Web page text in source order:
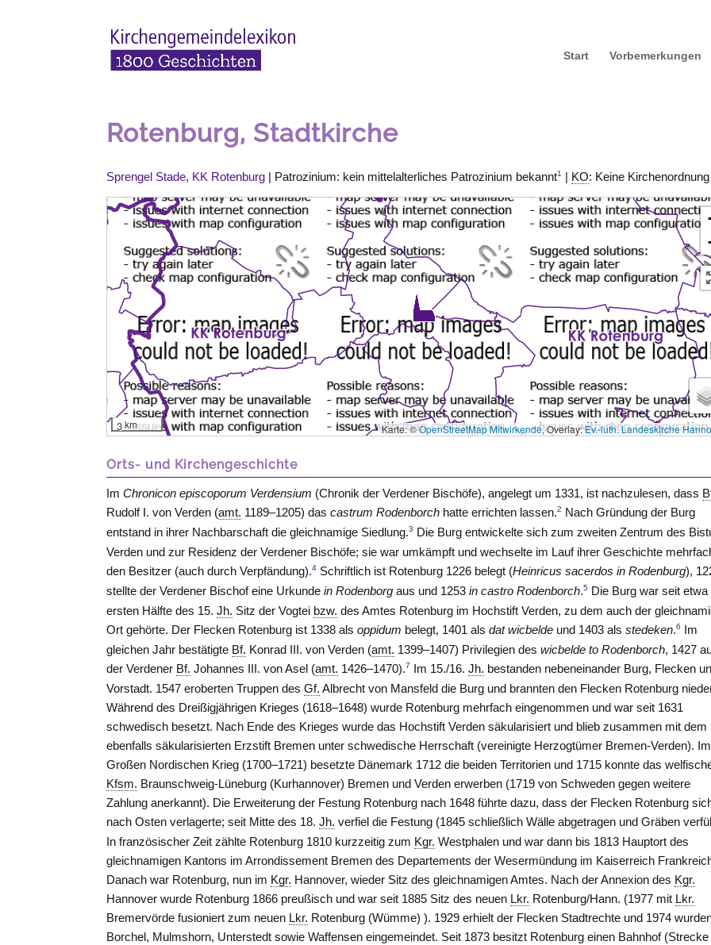
Start Vorbemerkungen
Rotenburg, Stadtkirche
Sprengel Stade, KK Rotenburg | Patrozinium: kein mittelalterliches Patrozinium bekannt1 | KO: Keine Kirchenordnung
3 km Karte: ©OpenStreetMap Mitwirkende, Overlay:Ev.-luth. Landeskirche
Orts- und Kirchengeschichte
ImChronicon episcoporum Verdensium (Chronik der Verdener Bischöfe), angelegt um 1331, ist nachzulesen, dass
Rudolf I. vonVerden (amt. 1189–1205) dascastrum Rodenborch hatte errichten lassen.2 Nach Gründung der Burg
entstand in ihrer Nachbarschaft die gleichnamige Siedlung.3 Die Burg entwickelte sich zum zweiten Zentrum des
Verden und zur Residenz der Verdener Bischöfe; sie war umkämpft und wechselte im Lauf ihrer Geschichte
den Besitzer (auch durch Verpfändung).4 Schriftlich ist Rotenburg 1226 belegt (Heinricus sacerdos in Rodenburg),
stellte der Verdener Bischof eine Urkundein Rodenborg aus und 1253in castro Rodenborch.5 Die Burg war seit etwa
ersten Hälfte des 15.Jh. Sitz der Vogtei bzw. des Amtes Rotenburg im HochstiftVerden, zu dem auch der
Ort gehörte. Der Flecken Rotenburg ist 1338 alsoppidum belegt, 1401 alsdat wicbelde und 1403 alsstedeken.6 Im
gleichen Jahr bestätigte Bf. Konrad III. vonVerden (amt. 1399–1407) Privilegien deswicbelde to Rodenborch, 1427
der Verdener Bf. Johannes III. vonAsel (amt. 1426–1470).7 Im 15./16.Jh. bestanden nebeneinander Burg, Flecken
Vorstadt. 1547 eroberten Truppen desGf. Albrecht von Mansfeld die Burg und brannten den Flecken Rotenburg
Während des Dreißigjährigen Krieges (1618–1648) wurde Rotenburg mehrfach eingenommen und war seit 1631
schwedisch besetzt. Nach Ende des Krieges wurde das HochstiftVerden säkularisiert und blieb zusammen mit dem
ebenfalls säkularisierten Erzstift Bremen unter schwedische Herrschaft (vereinigte Herzogtümer Bremen-Verden). Im
Großen Nordischen Krieg (1700–1721) besetzte Dänemark 1712 die beiden Territorien und 1715 konnte das
Kfsm. Braunschweig-Lüneburg (Kurhannover) Bremen und Verden erwerben (1719 von Schweden gegen weitere
Zahlung anerkannt). Die Erweiterung der Festung Rotenburg nach 1648 führte dazu, dass der Flecken Rotenburg
nach Osten verlagerte; seit Mitte des 18.Jh. verfiel die Festung (1845 schließlich Wälle abgetragen und Gräben
In französischer Zeit zählte Rotenburg 1810 kurzzeitig zum Kgr. Westphalen und war dann bis 1813 Hauptort des
gleichnamigen Kantons im Arrondissement Bremen des Departements der Wesermündung im Kaiserreich
Danach war Rotenburg, nun im Kgr. Hannover, wieder Sitz des gleichnamigen Amtes. Nach der Annexion des Kgr.
Hannover wurde Rotenburg 1866 preußisch und war seit 1885 Sitz des neuen Lkr. Rotenburg/Hann. (1977 mit Lkr.
Bremervörde fusioniert zum neuen Lkr. Rotenburg (Wümme)). 1929 erhielt der Flecken Stadtrechte und 1974
Borchel, Mulmshorn, Unterstedt sowie Waffensen eingemeindet. Seit 1873 besitzt Rotenburg einen Bahnhof (Strecke